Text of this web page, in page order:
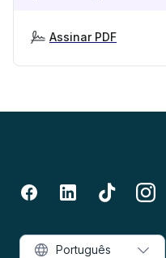
Assinar PDF
Português